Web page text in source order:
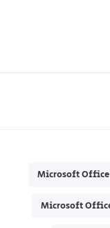
Microsoft Office
Microsoft